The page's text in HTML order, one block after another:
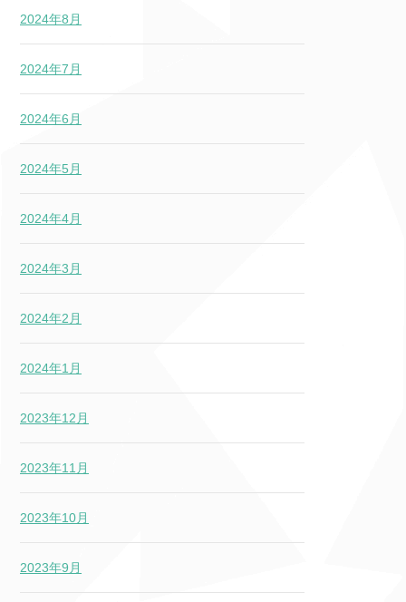
2024年8月
2024年7月
2024年6月
2024年5月
2024年4月
2024年3月
2024年2月
2024年1月
2023年12月
2023年11月
2023年10月
2023年9月